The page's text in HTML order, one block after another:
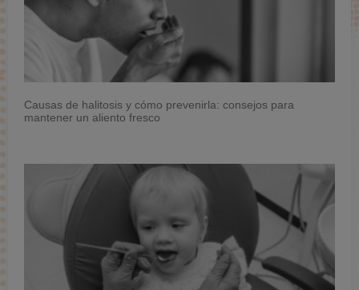
Causas de halitosis y cómo prevenirla: consejos para
mantener un aliento fresco